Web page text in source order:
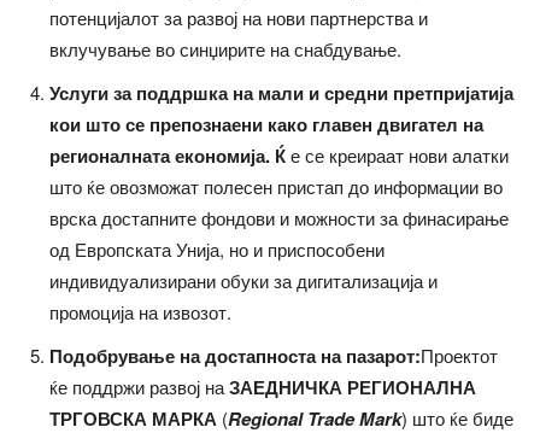
потенцијалот за развој на нови партнерства и
вклучување во синџирите на снабдување.
Услуги за поддршка на мали и средни претпријатија
кои што се препознаени како главен двигател на
регионалната економија. Ќе се креираат нови алатки
што ќе овозможат полесен пристап до информации во
врска достапните фондови и можности за финасирање
од Европската Унија, но и приспособени
индивидуализирани обуки за дигитализација и
промоција на извозот.
Подобрување на достапноста на пазарот:Проектот
ќе поддржи развој наЗАЕДНИЧКА РЕГИОНАЛНА
ТРГОВСКА МАРКА (Regional Trade Mark) што ќе биде